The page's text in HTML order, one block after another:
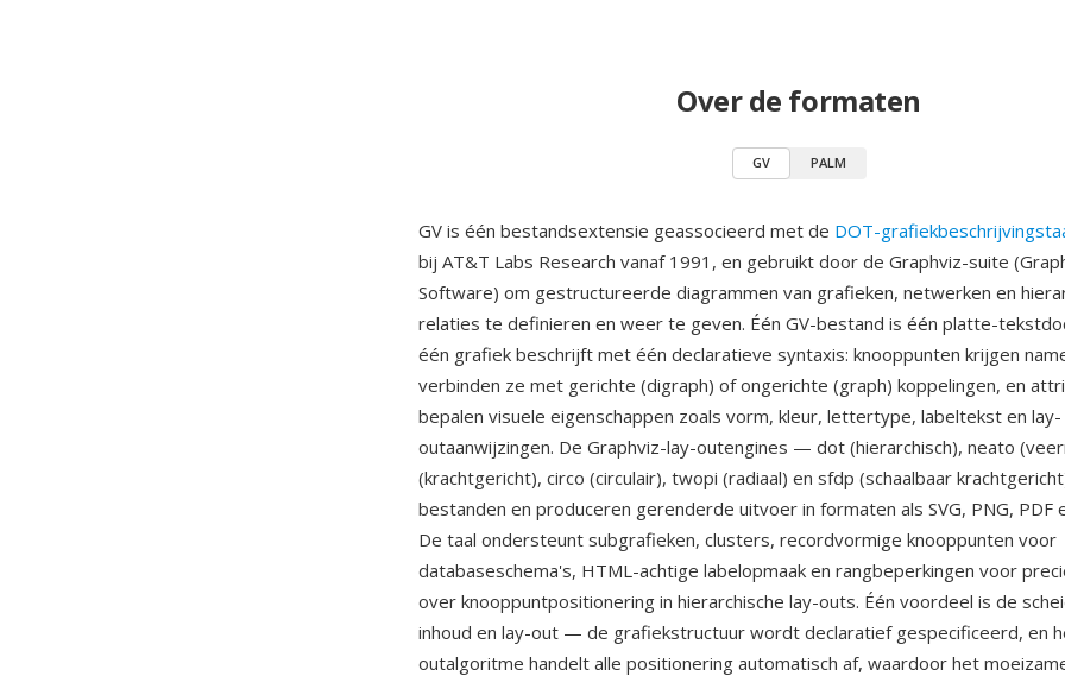
Over de formaten
GV PALM
GV is één bestandsextensie geassocieerd met de DOT-
bij AT&T Labs Research vanaf 1991, en gebruikt door de Graphviz-suite
Software) om gestructureerde diagrammen van grafieken, netwerken en
relaties te definieren en weer te geven. Één GV-bestand is één platte-
één grafiek beschrijft met één declaratieve syntaxis: knooppunten krijgen
verbinden ze met gerichte (digraph) of ongerichte (graph) koppelingen, en
bepalen visuele eigenschappen zoals vorm, kleur, lettertype, labeltekst en lay-
outaanwijzingen. De Graphviz-lay-outengines — dot (hierarchisch), neato
(krachtgericht), circo (circulair), twopi (radiaal) en sfdp (schaalbaar
bestanden en produceren gerenderde uitvoer in formaten als SVG, PNG, PDF
De taal ondersteunt subgrafieken, clusters, recordvormige knooppunten voor
databaseschema's, HTML-achtige labelopmaak en rangbeperkingen voor
over knooppuntpositionering in hierarchische lay-outs. Één voordeel is de
inhoud en lay-out — de grafiekstructuur wordt declaratief gespecificeerd, en
outalgoritme handelt alle positionering automatisch af, waardoor het